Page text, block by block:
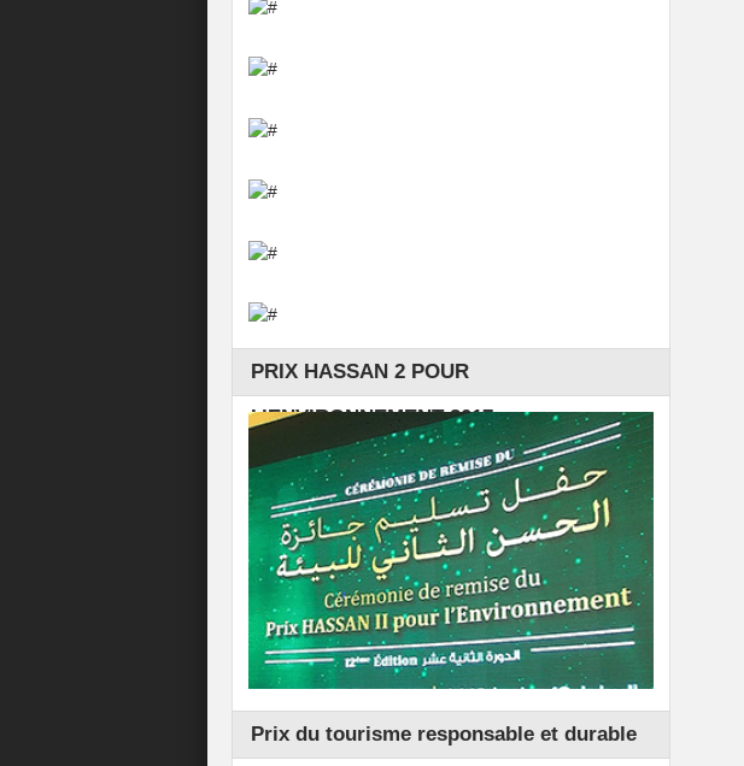
PRIX HASSAN 2 POUR
L’ENVIRONNEMENT 2017
Prix du tourisme responsable et durable